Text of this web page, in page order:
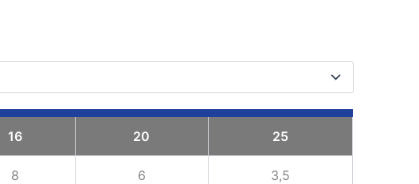
16 20 25
8 6 3,5